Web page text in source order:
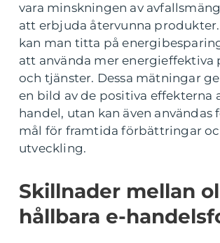
vara minskningen av
att erbjuda återvunna
kan man titta på
att använda mer energieffektiva
och tjänster. Dessa mätningar
en bild av de positiva effekterna
handel, utan kan även användas
mål för framtida förbättringar
utveckling.
Skillnader mellan
hållbara e-